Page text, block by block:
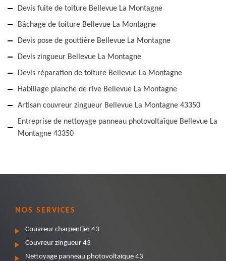
Devis fuite de toiture Bellevue La Montagne
Bâchage de toiture Bellevue La Montagne
Devis pose de gouttière Bellevue La Montagne
Devis zingueur Bellevue La Montagne
Devis réparation de toiture Bellevue La Montagne
Habillage planche de rive Bellevue La Montagne
Artisan couvreur zingueur Bellevue La Montagne 43350
Entreprise de nettoyage panneau photovoltaïque Bellevue La
Montagne 43350
NOS SERVICES
Couvreur charpentier 43
Couvreur zingueur 43
Nettoyage panneau photovoltaïque 43